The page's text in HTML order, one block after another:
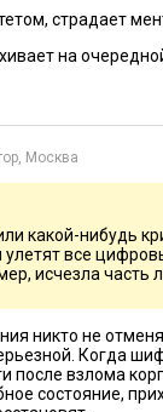
страдает
на
Москва
какой-нибудь
улетят все
исчезла часть
никто не
Когда
взлома
состояние,